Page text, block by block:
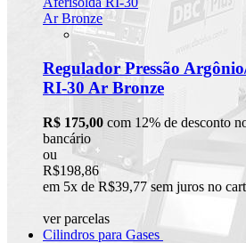
Regulador Pressão
RI-30 Ar Bronze
R$ 175,00 com 12% de desconto
bancário
ou
R$198,86
em 5x de R$39,77 sem juros no
ver parcelas
Cilindros para Gases